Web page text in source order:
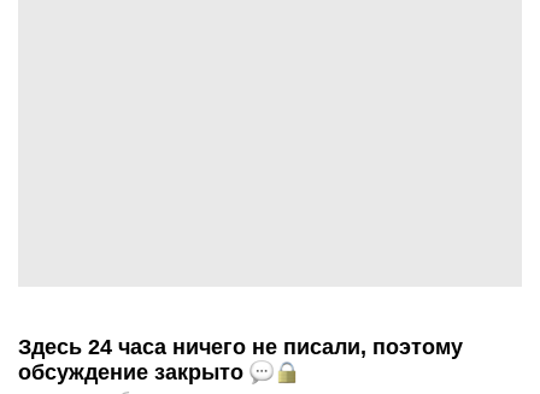
Здесь 24 часа ничего не писали, поэтому
обсуждение закрыто